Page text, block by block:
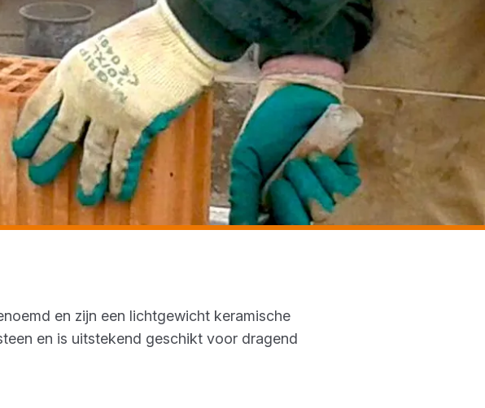
en zijn een lichtgewicht keramische
en is uitstekend geschikt voor dragend